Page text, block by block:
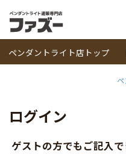
ペンダントライト店トップ
ログイン
ゲストの方でもご記入で